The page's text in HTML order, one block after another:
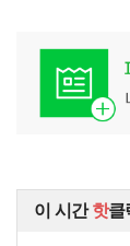
이 시간핫클